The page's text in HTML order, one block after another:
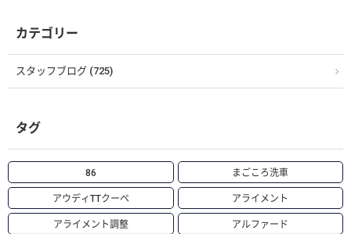
カテゴリー
スタッフブログ (725)
タグ
86 まごころ洗車
アウディTTクーペ アライメント
アライメント調整 アルファード